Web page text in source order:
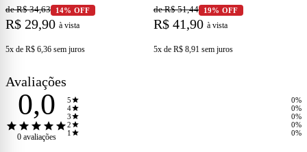
de R$ 34,63 14% OFF
R$ 29,90 à vista
5x de R$ 6,36 sem juros
de R$ 51,44 19% OFF
R$ 41,90 à vista
5x de R$ 8,91 sem juros
Avaliações
0,0
starstarstarstarstar
0 avaliações
5star
0%
4star
0%
3star
0%
2star
0%
1 star 0%